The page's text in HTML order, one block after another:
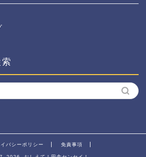
バシーポリシー 免責事項